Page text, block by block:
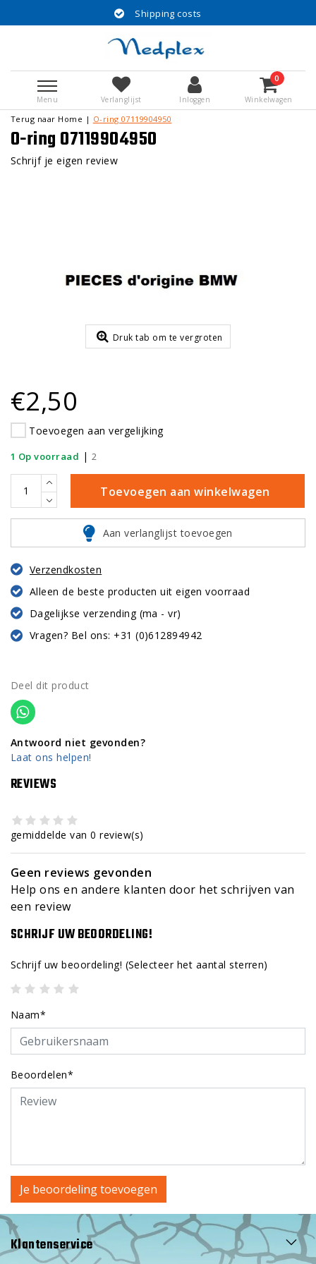
Shipping costs
Menu Verlanglijst Inloggen
0
Winkelwagen
Terug naar Home | O-ring 07119904950
O-ring 07119904950
Schrijf je eigen review
Druk tab om te vergroten
€2,50
Toevoegen aan vergelijking
1 Op voorraad | 2
Toevoegen aan winkelwagen
Aan verlanglijst toevoegen
Verzendkosten
Alleen de beste producten uit eigen voorraad
Dagelijkse verzending (ma - vr)
Vragen? Bel ons: +31 (0)612894942
Deel dit product
Antwoord niet gevonden?
Laat ons helpen!
REVIEWS
gemiddelde van 0 review(s)
Geen reviews gevonden
Help ons en andere klanten door het schrijven van
een review
SCHRIJF UW BEOORDELING!
Schrijf uw beoordeling! (Selecteer het aantal sterren)
Naam*
Beoordelen*
Je beoordeling toevoegen
Klantenservice